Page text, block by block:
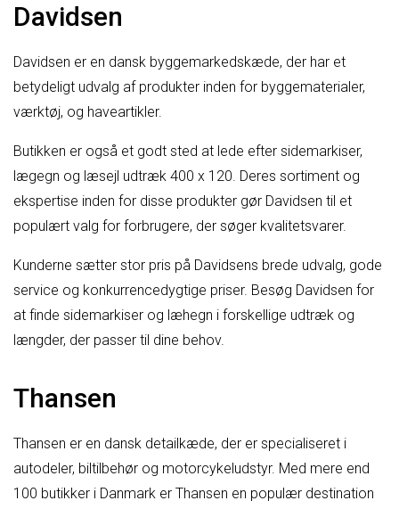
Davidsen
Davidsen er en dansk byggemarkedskæde, der har et
betydeligt udvalg af produkter inden for byggematerialer,
værktøj, og haveartikler.
Butikken er også et godt sted at lede efter sidemarkiser,
lægegn og læsejl udtræk 400 x 120. Deres sortiment og
ekspertise inden for disse produkter gør Davidsen til et
populært valg for forbrugere, der søger kvalitetsvarer.
Kunderne sætter stor pris på Davidsens brede udvalg, gode
service og konkurrencedygtige priser. Besøg Davidsen for
at finde sidemarkiser og læhegn i forskellige udtræk og
længder, der passer til dine behov.
Thansen
Thansen er en dansk detailkæde, der er specialiseret i
autodeler, biltilbehør og motorcykeludstyr. Med mere end
100 butikker i Danmark er Thansen en populær destination